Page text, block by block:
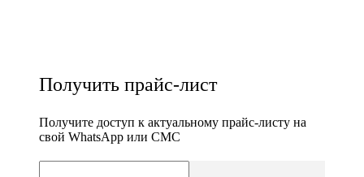
Получить прайс-лист
Получите доступ к актуальному прайс-листу на
свой WhatsApp или СМС